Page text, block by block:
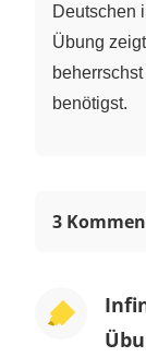
Deutschen
Übung
benötigst.
3